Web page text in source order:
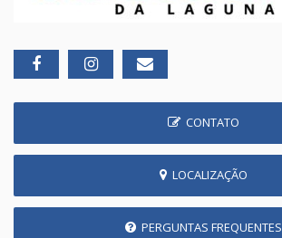
CONTATO
LOCALIZAÇÃO
PERGUNTAS FREQUENTES